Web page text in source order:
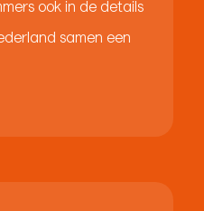
ook in de details
samen een